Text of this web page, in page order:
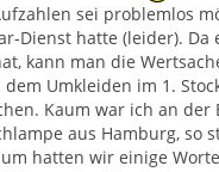
sei problemlos
Dienst hatte (leider). Da
kann man die
Umkleiden im 1.
Kaum war ich an der
aus Hamburg, so
hatten wir einige